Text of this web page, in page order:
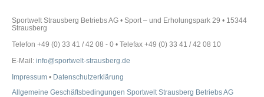
Sportwelt Strausberg Betriebs AG • Sport – und Erholungspark 29 • 15344
Strausberg
Telefon +49 (0) 33 41 / 42 08 - 0 • Telefax +49 (0) 33 41 / 42 08 10
E-Mail: info@sportwelt-strausberg.de
Impressum • Datenschutzerklärung
Allgemeine Geschäftsbedingungen Sportwelt Strausberg Betriebs AG